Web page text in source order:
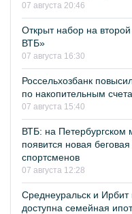
07 августа 20:46
Открыт набор на
ВТБ»
07 августа 16:30
Россельхозбанк
по накопительным
07 августа 15:40
ВТБ: на
появится новая
спортсменов
07 августа 12:28
Среднеуральск и Ирбит
доступна семейная